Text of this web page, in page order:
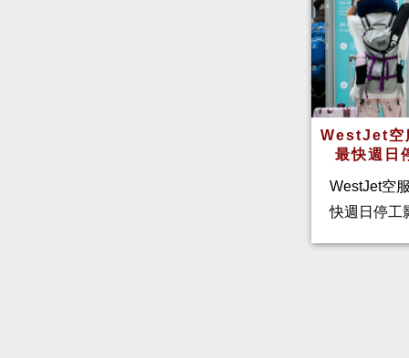
WestJet空
最快週日
WestJet空
快週日停工